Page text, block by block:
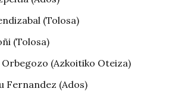
(Tolosa)
(Tolosa)
(Azkoitiko Oteiza)
Fernandez (Ados)